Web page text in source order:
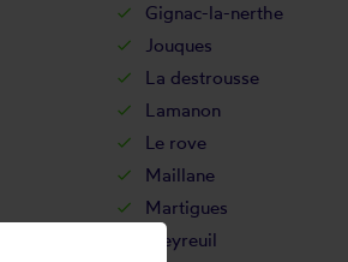
Gignac-la-nerthe
Jouques
La destrousse
Lamanon
Le rove
Maillane
Martigues
Meyreuil